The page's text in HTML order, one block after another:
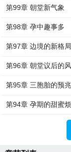
第99章 朝堂新气象
第98章 孕中趣事多
第97章 边境的新格局
第96章 朝堂议后的
第95章 三胞胎的预兆
第94章 孕期的甜蜜